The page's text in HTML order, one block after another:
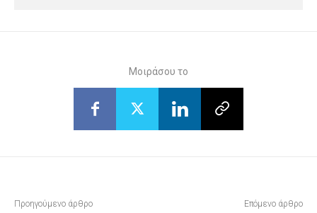
Μοιράσου το
Προηγούμενο άρθρο
Επόμενο άρθρο